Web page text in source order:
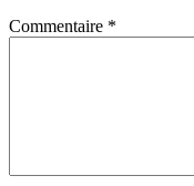
Commentaire *